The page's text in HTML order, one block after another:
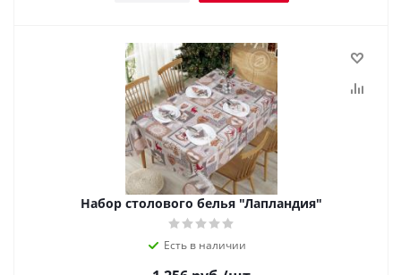
Набор столового белья "Лапландия"
Есть в наличии